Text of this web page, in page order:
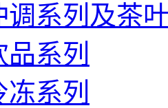
调系列及茶
系列
系列